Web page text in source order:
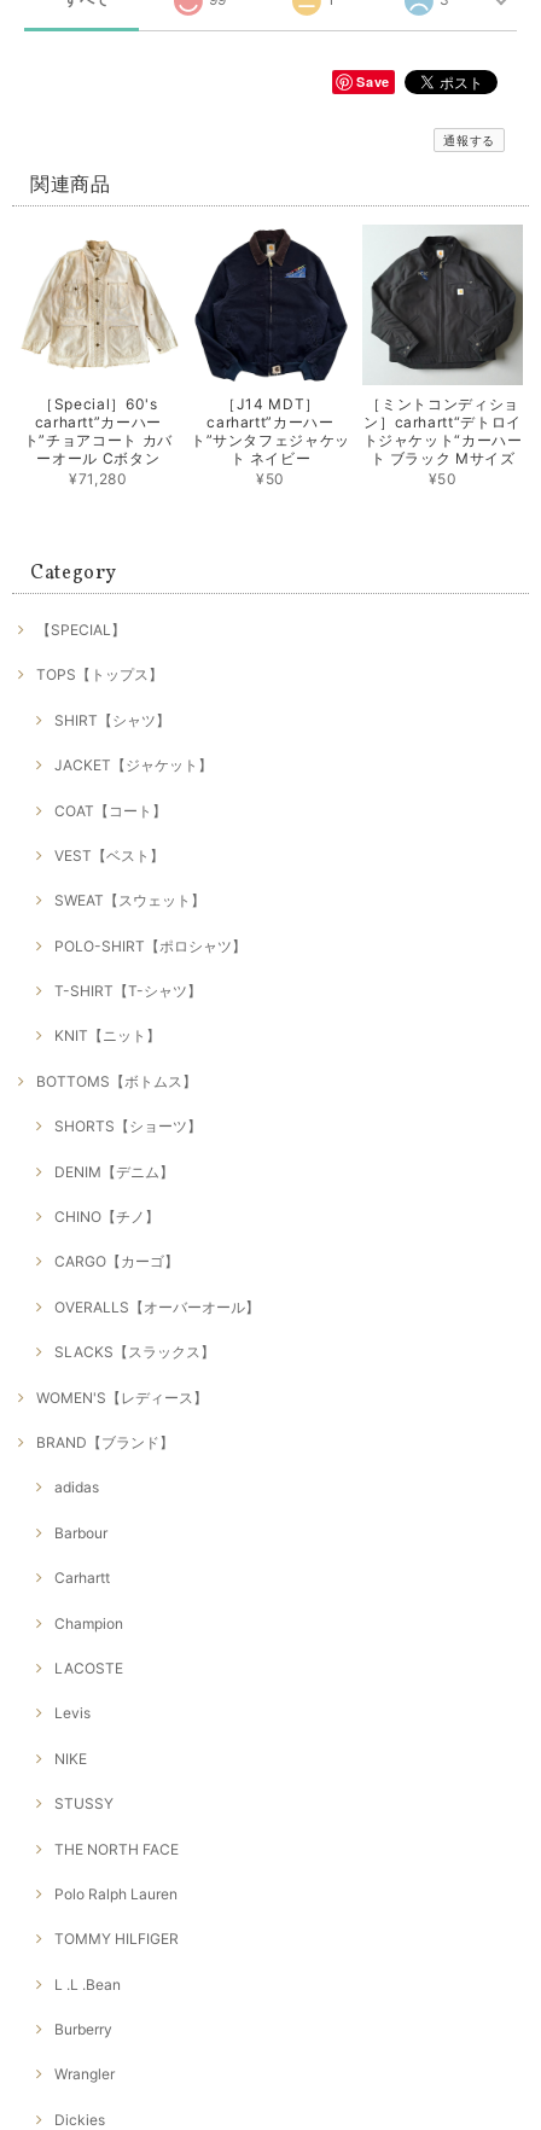
Save
通報する
関連商品
［Special］60's
carhartt”カーハー
ト”チョアコート カバ
ーオール Cボタン
¥71,280
［J14 MDT］
carhartt”カーハー
ト”サンタフェジャケッ
ト ネイビー
¥50
［ミントコンディショ
ン］carhartt“デトロイ
トジャケット“カーハー
ト ブラック Mサイズ
¥50
Category
【SPECIAL】
TOPS【トップス】
SHIRT【シャツ】
JACKET【ジャケット】
COAT【コート】
VEST【ベスト】
SWEAT【スウェット】
POLO-SHIRT【ポロシャツ】
T-SHIRT【T-シャツ】
KNIT【ニット】
BOTTOMS【ボトムス】
SHORTS【ショーツ】
DENIM【デニム】
CHINO【チノ】
CARGO【カーゴ】
OVERALLS【オーバーオール】
SLACKS【スラックス】
WOMEN'S【レディース】
BRAND【ブランド】
adidas
Barbour
Carhartt
Champion
LACOSTE
Levis
NIKE
STUSSY
THE NORTH FACE
Polo Ralph Lauren
TOMMY HILFIGER
L .L .Bean
Burberry
Wrangler
Dickies